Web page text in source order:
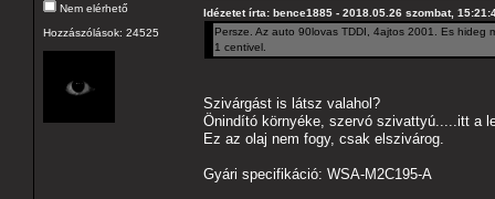
Nem elérhető
Hozzászólások: 24525
Idézetet írta: bence1885 - 2018.05.26 szombat,
Persze. Az auto 90lovas TDDI, 4ajtos 2001. Es hideg
1 centivel.
Szivárgást is látsz valahol?
Önindító környéke, szervó szivattyú.....itt a
Ez az olaj nem fogy, csak elszivárog.
Gyári specifikáció: WSA-M2C195-A